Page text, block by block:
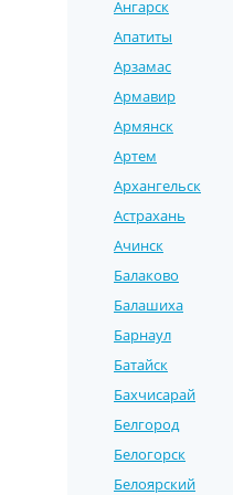
Ангарск
Апатиты
Арзамас
Армавир
Армянск
Артем
Архангельск
Астрахань
Ачинск
Балаково
Балашиха
Барнаул
Батайск
Бахчисарай
Белгород
Белогорск
Белоярский